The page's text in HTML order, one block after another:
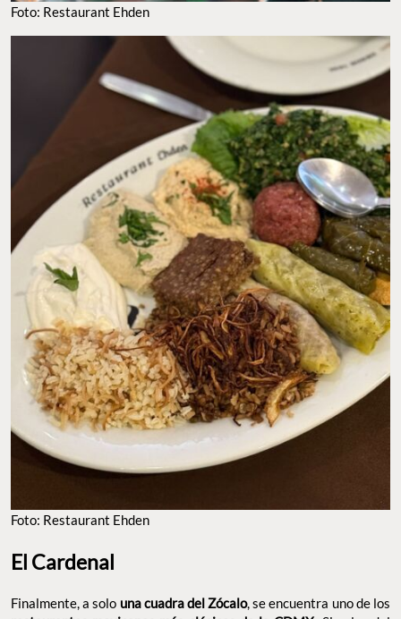
Foto: Restaurant Ehden
Foto: Restaurant Ehden
El Cardenal
Finalmente, a solo una cuadra del Zócalo, se encuentra uno de los